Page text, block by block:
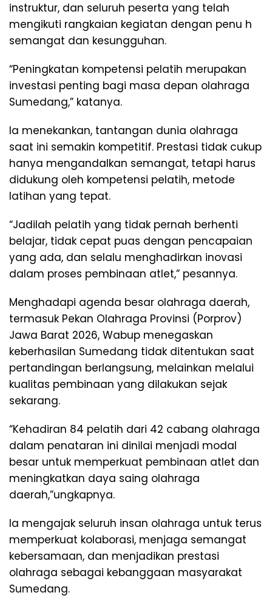
instruktur, dan seluruh peserta yang telah
mengikuti rangkaian kegiatan dengan penu h
semangat dan kesungguhan.
“Peningkatan kompetensi pelatih merupakan
investasi penting bagi masa depan olahraga
Sumedang,” katanya.
Ia menekankan, tantangan dunia olahraga
saat ini semakin kompetitif. Prestasi tidak cukup
hanya mengandalkan semangat, tetapi harus
didukung oleh kompetensi pelatih, metode
latihan yang tepat.
“Jadilah pelatih yang tidak pernah berhenti
belajar, tidak cepat puas dengan pencapaian
yang ada, dan selalu menghadirkan inovasi
dalam proses pembinaan atlet,” pesannya.
Menghadapi agenda besar olahraga daerah,
termasuk Pekan Olahraga Provinsi (Porprov)
Jawa Barat 2026, Wabup menegaskan
keberhasilan Sumedang tidak ditentukan saat
pertandingan berlangsung, melainkan melalui
kualitas pembinaan yang dilakukan sejak
sekarang.
“Kehadiran 84 pelatih dari 42 cabang olahraga
dalam penataran ini dinilai menjadi modal
besar untuk memperkuat pembinaan atlet dan
meningkatkan daya saing olahraga
daerah,”ungkapnya.
Ia mengajak seluruh insan olahraga untuk terus
memperkuat kolaborasi, menjaga semangat
kebersamaan, dan menjadikan prestasi
olahraga sebagai kebanggaan masyarakat
Sumedang.